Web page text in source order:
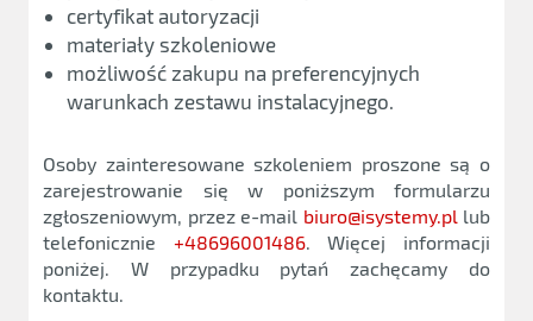
certyfikat autoryzacji
materiały szkoleniowe
możliwość zakupu na preferencyjnych
warunkach zestawu instalacyjnego.
Osoby zainteresowane szkoleniem proszone są o
zarejestrowanie się w poniższym formularzu
zgłoszeniowym, przez e-mail biuro@isystemy.pllub
telefonicznie +48696001486. Więcej informacji
poniżej. W przypadku pytań zachęcamy do
kontaktu.